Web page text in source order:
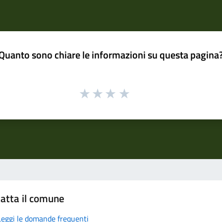
sono chiare le informazioni su questa
il comune
le domande frequenti